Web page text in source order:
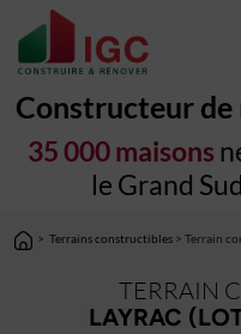
Constructeur de
35 000 maisons
le Grand
> Terrains constructibles > Terrain
TERRAIN
LAYRAC